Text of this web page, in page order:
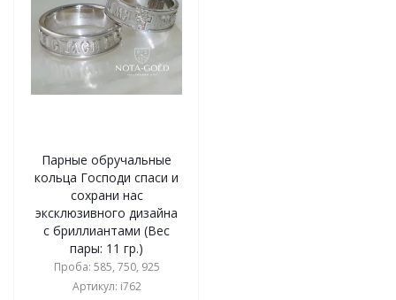
Парные обручальные
кольца Господи спаси и
сохрани нас
эксклюзивного дизайна
с бриллиантами (Вес
пары: 11 гр.)
Проба: 585, 750, 925
Артикул: i762